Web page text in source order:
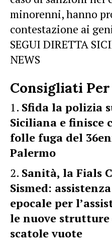
minorenni, hanno
contestazione ai
SEGUI DIRETTA
NEWS
Consigliati Per
Sfida la polizia
Siciliana e finisce
folle fuga del
Palermo
Sanità, la Fials
Sismed:
epocale per
le nuove
scatole vuote